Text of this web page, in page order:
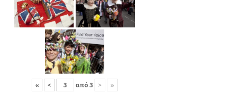
« < από3 > »